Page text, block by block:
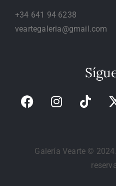
+34 641 94 6238
veartegaleria@gmail.com
Galería Vearte ©